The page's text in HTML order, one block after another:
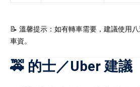
📝 溫馨提示：如有轉車需要，建議使用
車資。
🚕 的士／Uber 建議